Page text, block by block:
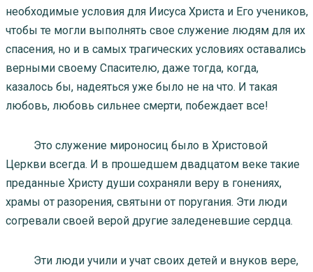
необходимые условия для Иисуса Христа и Его учеников,
чтобы те могли выполнять свое служение людям для их
спасения, но и в самых трагических условиях оставались
верными своему Спасителю, даже тогда, когда,
казалось бы, надеяться уже было не на что. И такая
любовь, любовь сильнее смерти, побеждает все!
Это служение мироносиц было в Христовой
Церкви всегда. И в прошедшем двадцатом веке такие
преданные Христу души сохраняли веру в гонениях,
храмы от разорения, святыни от поругания. Эти люди
согревали своей верой другие заледеневшие сердца.
Эти люди учили и учат своих детей и внуков вере,